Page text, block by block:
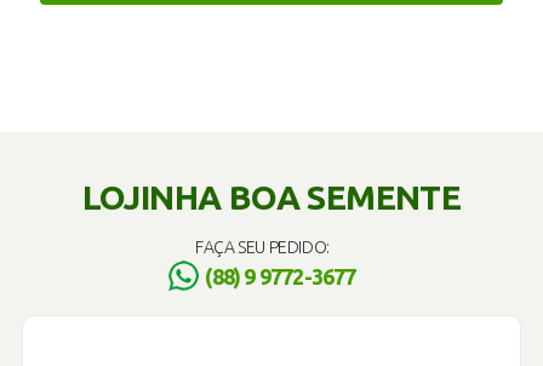
LOJINHA BOA SEMENTE
FAÇA SEU PEDIDO:
(88) 9 9772-3677